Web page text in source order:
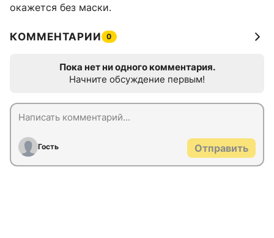
окажется без маски.
КОММЕНТАРИИ 0
Пока нет ни одного комментария.
Начните обсуждение первым!
Гость Отправить